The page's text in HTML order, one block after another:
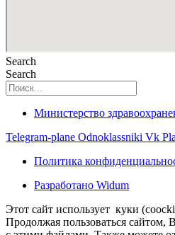
Search
Search
Министерство
Telegram-plane Odnoklassniki Vk
Политика
Разработано Widum
Этот сайт использует куки
Продолжая пользоваться сайтом,